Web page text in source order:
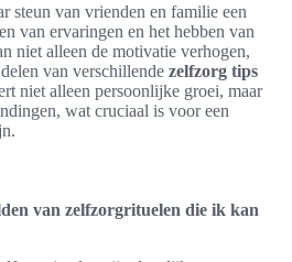
steun van vrienden en familie een
van ervaringen en het hebben van
niet alleen de motivatie verhogen,
van verschillende zelfzorg tips
niet alleen persoonlijke groei, maar
wat cruciaal is voor een
van zelfzorgrituelen die ik kan